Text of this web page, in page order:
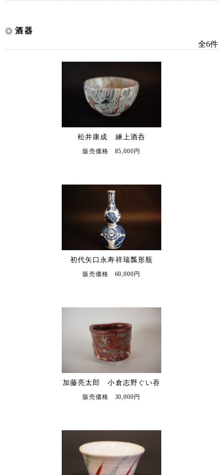
酒器
全6件
松井康成 練上酒呑
販売価格 85,000円
初代矢口永寿祥瑞瓢形瓶
販売価格 60,000円
加藤亮太郎 小倉志野ぐい吞
販売価格 30,000円